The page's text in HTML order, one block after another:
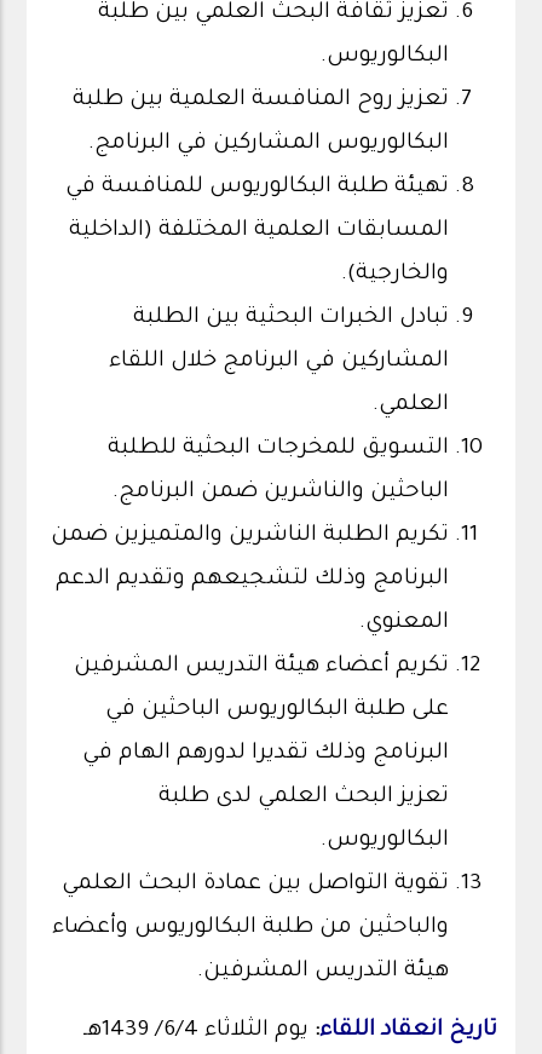
تعزيز ثقافة البحث العلمي بين طلبة
البكالوريوس.
تعزيز روح المنافسة العلمية بين طلبة
البكالوريوس المشاركين في البرنامج.
تهيئة طلبة البكالوريوس للمنافسة في
المسابقات العلمية المختلفة (الداخلية
والخارجية).
تبادل الخبرات البحثية بين الطلبة
المشاركين في البرنامج خلال اللقاء
العلمي.
التسويق للمخرجات البحثية للطلبة
الباحثين والناشرين ضمن البرنامج.
تكريم الطلبة الناشرين والمتميزين ضمن
البرنامج وذلك لتشجيعهم وتقديم الدعم
المعنوي.
تكريم أعضاء هيئة التدريس المشرفين
على طلبة البكالوريوس الباحثين في
البرنامج وذلك تقديرا لدورهم الهام في
تعزيز البحث العلمي لدى طلبة
البكالوريوس.
تقوية التواصل بين عمادة البحث العلمي
والباحثين من طلبة البكالوريوس وأعضاء
هيئة التدريس المشرفين.
تاريخ انعقاد اللقاء: يوم الثلاثاء 6/4/ 1439هـ